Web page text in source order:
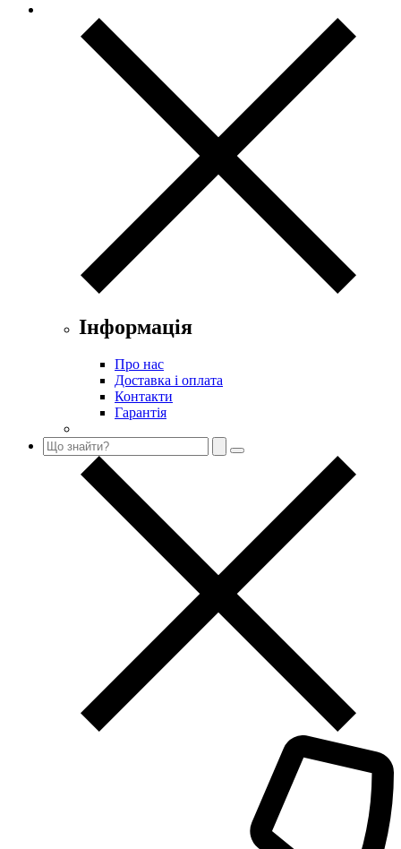
Інформація
Про нас
Доставка і оплата
Контакти
Гарантія